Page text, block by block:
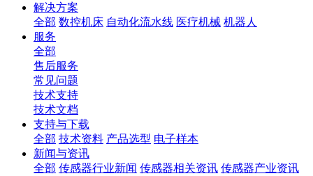
解决方案
全部 数控机床 自动化流水线 医疗机械 机器人
服务
全部
售后服务
常见问题
技术支持
技术文档
支持与下载
全部 技术资料 产品选型 电子样本
新闻与资讯
全部 传感器行业新闻 传感器相关资讯 传感器产业资讯